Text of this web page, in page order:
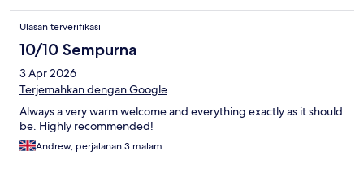
Ulasan terverifikasi
10/10 Sempurna
3 Apr 2026
Terjemahkan dengan Google
Always a very warm welcome and everything exactly as it should
be. Highly recommended!
Andrew, perjalanan 3 malam